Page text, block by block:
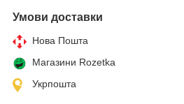
Умови доставки
Нова Пошта
Магазини Rozetka
Укрпошта